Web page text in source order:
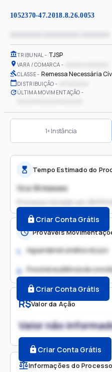
1052370-47.2018.8.26.0053
TRIBUNAL TJSP
VARA / COMARCA
CLASSE Remessa Necessária
DISTRIBUIÇÃO
ÚLTIMA MOVIMENTAÇÃO
1ª Instância
R$Valor da Ação
Valor não
Criar Conta Grátis
Informações do Processo
Tempo Estimado do
12 a 18 meses
Processo iniciado em
Criar Conta Grátis
Prováveis
1. Aguardando análise do juiz
2. Possível audiência de
Criar Conta Grátis